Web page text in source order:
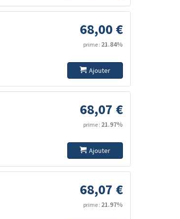
68,00 €
prime : 21.84%
Ajouter
68,07 €
prime : 21.97%
Ajouter
68,07 €
prime : 21.97%